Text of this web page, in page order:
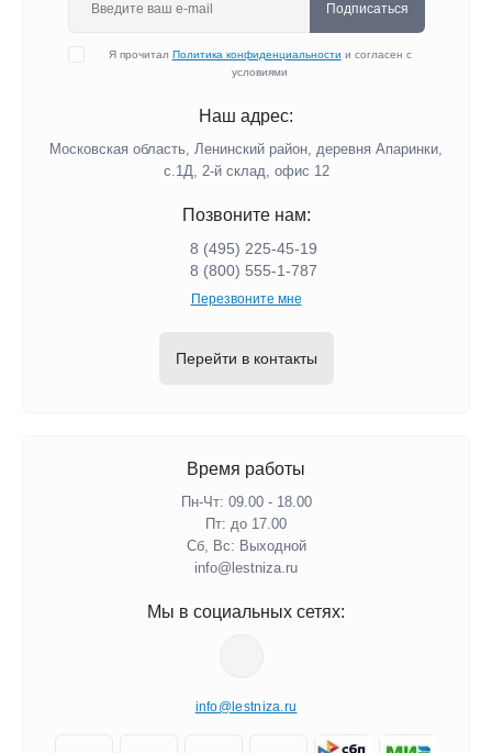
Подписаться
Я прочитал Политика конфиденциальности и согласен с
условиями
Наш адрес:
Московская область, Ленинский район, деревня Апаринки,
с.1Д, 2-й склад, офис 12
Позвоните нам:
8 (495) 225-45-19
8 (800) 555-1-787
Перезвоните мне
Перейти в контакты
Время работы
Пн-Чт: 09.00 - 18.00
Пт: до 17.00
Сб, Вс: Выходной
info@lestniza.ru
Мы в социальных сетях:
info@lestniza.ru